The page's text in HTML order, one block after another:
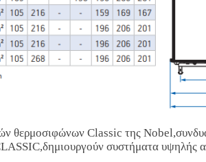
θερμοσιφώνων Classic της
συστήματα